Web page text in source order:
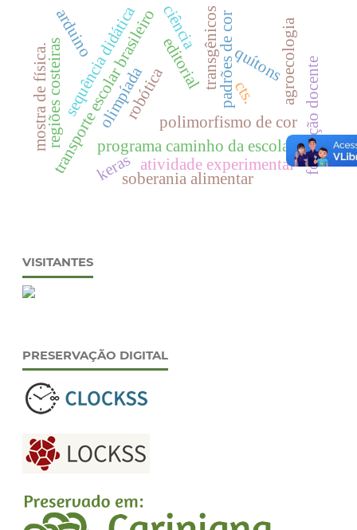
editorial
olimpíada
transporte escolar brasileiro
programa caminho da escola.
padrões de cor
polimorfismo de cor
quítons
regiões costeiras robótica
keras
mostra de física. formação docente
sequência didática transgênicos
cts. agroecologia
atividade experimental
ciência
soberania alimentar
arduino
VISITANTES
PRESERVAÇÃO DIGITAL